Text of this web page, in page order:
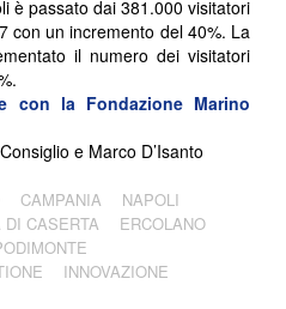
è passato dai 381.000 visitatori
con un incremento del 40%. La
il numero dei visitatori
con la Fondazione Marino
e Marco D’Isanto
CAMPANIA
NAPOLI
DI CASERTA
ERCOLANO
INNOVAZIONE